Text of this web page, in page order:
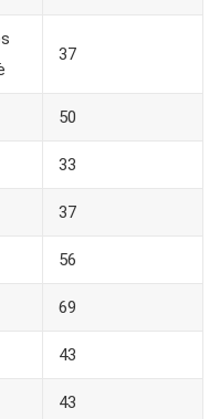
37
50
33
37
56
69
43
43